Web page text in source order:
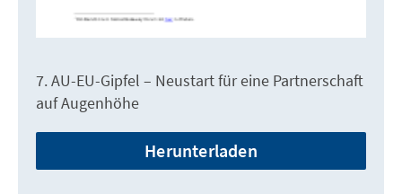
7. AU-EU-Gipfel – Neustart für eine Partnerschaft
auf Augenhöhe
Herunterladen